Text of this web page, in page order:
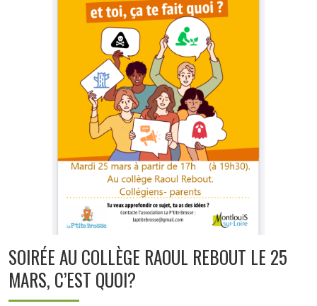
SOIRÉE AU COLLÈGE RAOUL REBOUT LE 25
MARS, C’EST QUOI?